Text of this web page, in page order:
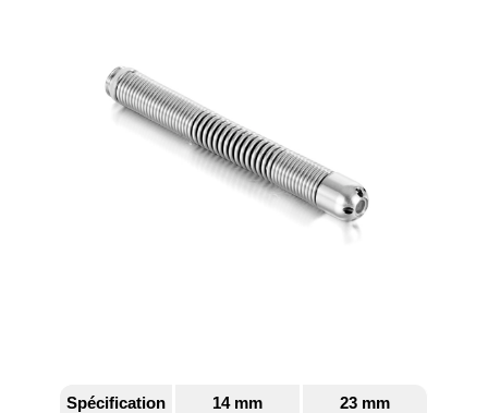
Spécification 14 mm 23 mm